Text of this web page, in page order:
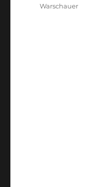
Warschauer